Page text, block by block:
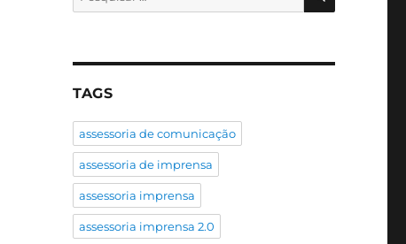
por:
TAGS
assessoria de comunicação
assessoria de imprensa
assessoria imprensa
assessoria imprensa 2.0